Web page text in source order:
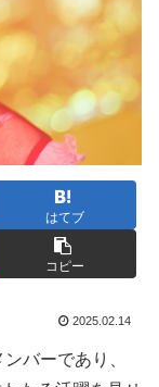
はてブ
コピー
2025.02.14
バーであり、